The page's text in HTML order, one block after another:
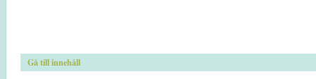
Gå till innehåll